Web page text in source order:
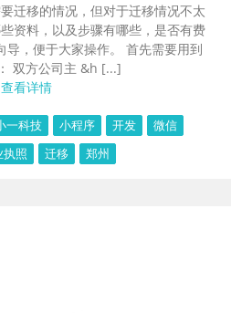
迁移的情况，但对于迁移情况不太
资料，以及步骤有哪些，是否有费
导，便于大家操作。 首先需要用到
双方公司主 &h [...]
查看详情
一科技 小程序 开发
微信
执照 迁移 郑州